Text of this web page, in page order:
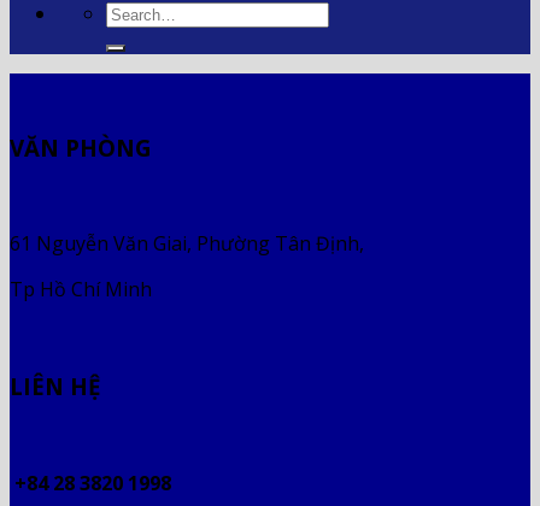
VĂN PHÒNG
61 Nguyễn Văn Giai, Phường Tân Định,
Tp Hồ Chí Minh
LIÊN HỆ
+84 28 3820 1998